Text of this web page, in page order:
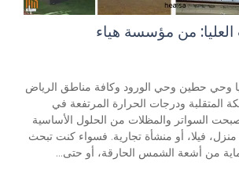
من مؤسسة هياء
وحي حطين وحي الورود وكافة مناطق الرياض
المتقلبة ودرجات الحرارة المرتفعة في
السواتر والمظلات من الحلول الأساسية
منزل، فيلا، أو منشأة تجارية. فسواء كنت تبحث
من أشعة الشمس الحارقة، أو حتى...